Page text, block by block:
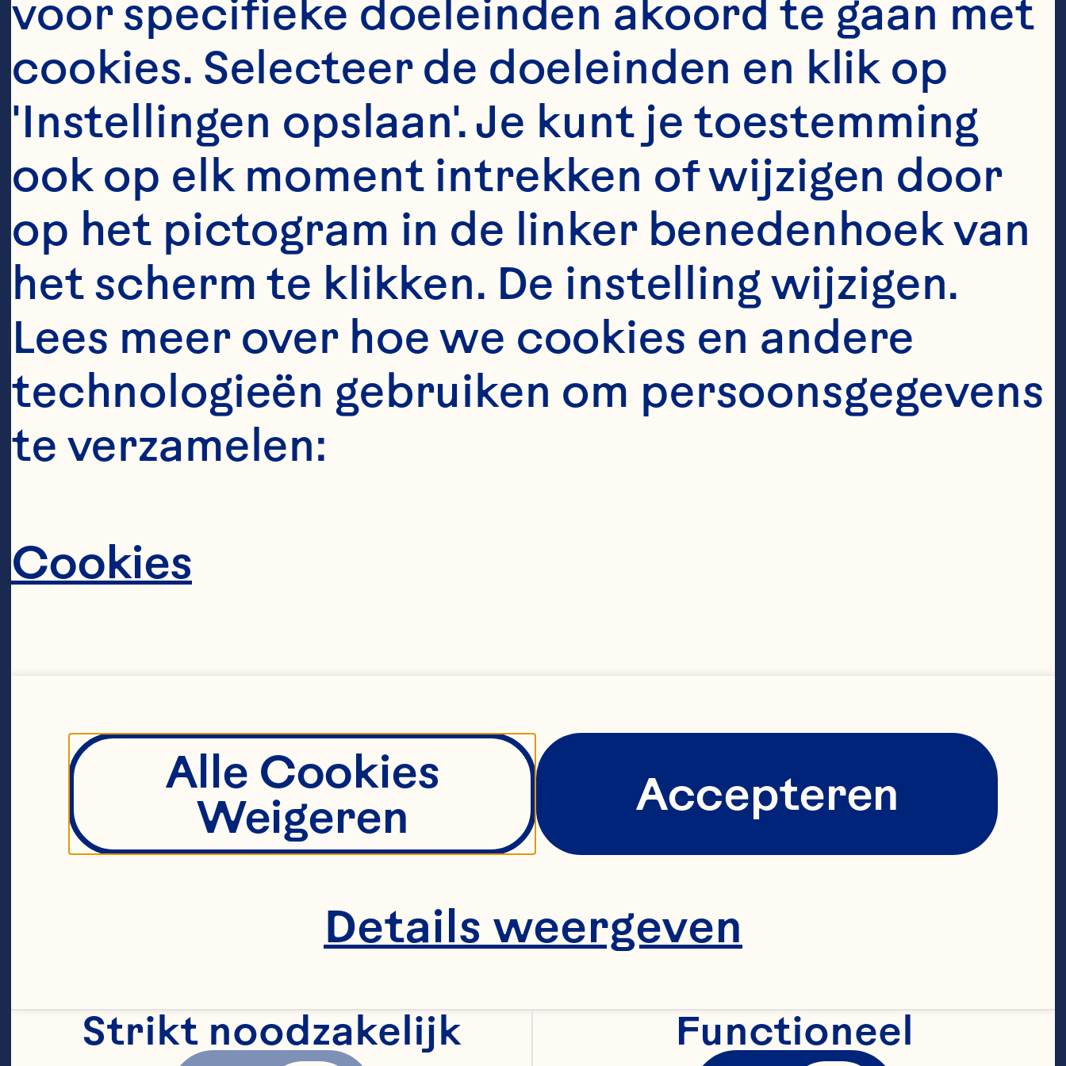
exceptional. Be collaborative. Be
innovators. Team members,
farmers, consumers and
communities alike--we value what
makes us unique and strive to
create a better life…for all.
voor specifieke doeleinden akoord te gaan met
cookies. Selecteer de doeleinden en klik op
'Instellingen opslaan'. Je kunt je toestemming
ook op elk moment intrekken of wijzigen door
op het pictogram in de linker benedenhoek van
het scherm te klikken. De instelling wijzigen.
Lees meer over hoe we cookies en andere
technologieën gebruiken om persoonsgegevens
te verzamelen:
Cookies
Alle Cookies
Weigeren
Accepteren
Details weergeven
Strikt noodzakelijk Functioneel